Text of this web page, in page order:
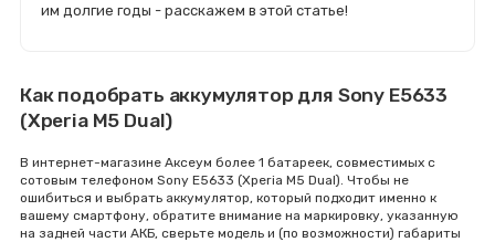
им долгие годы - расскажем в этой статье!
Как подобрать аккумулятор для Sony E5633
(Xperia M5 Dual)
В интернет-магазине Аксеум более 1 батареек, совместимых с
сотовым телефоном Sony E5633 (Xperia M5 Dual). Чтобы не
ошибиться и выбрать аккумулятор, который подходит именно к
вашему смартфону, обратите внимание на маркировку, указанную
на задней части АКБ, сверьте модель и (по возможности) габариты